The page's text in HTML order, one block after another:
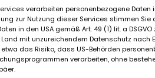
Marka
Ferrari
4
verarbeiten personenbezogene Daten
zur Nutzung dieser Services stimmen Sie
in den USA gemäß Art. 49 (1) lit. a
Land mit unzureichendem Datenschutz nach
das Risiko, dass US-Behörden
verarbeiten, ohne